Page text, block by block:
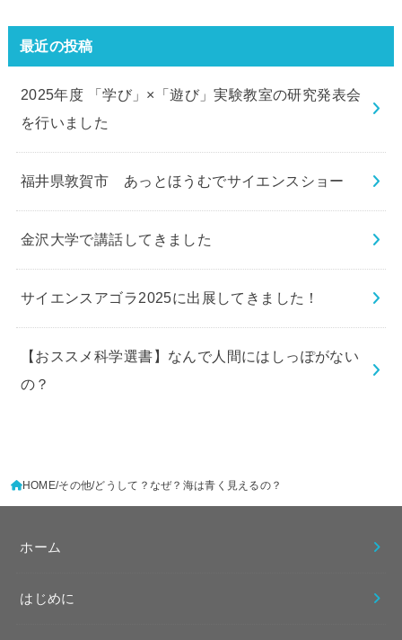
最近の投稿
2025年度 「学び」×「遊び」実験教室の研究発表会
を行いました
福井県敦賀市 あっとほうむでサイエンスショー
金沢大学で講話してきました
サイエンスアゴラ2025に出展してきました！
【おススメ科学選書】なんで人間にはしっぽがない
の？
HOME その他 どうして？なぜ？海は青く見えるの？
ホーム
はじめに